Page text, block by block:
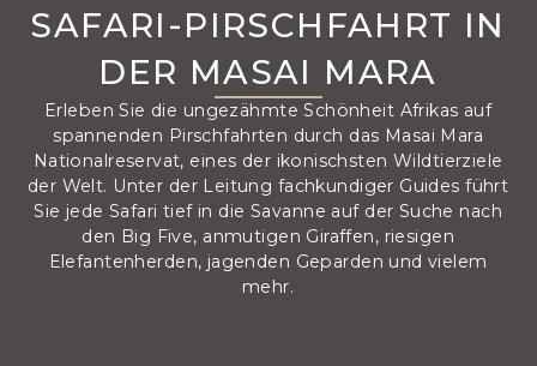
SAFARI-PIRSCHFAHRT IN
DER MASAI MARA
Erleben Sie die ungezähmte Schönheit Afrikas auf
spannenden Pirschfahrten durch das Masai Mara
Nationalreservat, eines der ikonischsten Wildtierziele
der Welt. Unter der Leitung fachkundiger Guides führt
Sie jede Safari tief in die Savanne auf der Suche nach
den Big Five, anmutigen Giraffen, riesigen
Elefantenherden, jagenden Geparden und vielem
mehr.